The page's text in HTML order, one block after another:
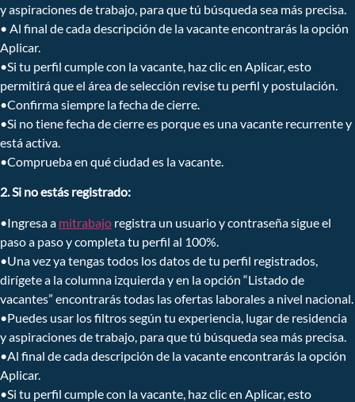
y aspiraciones de trabajo, para que tú búsqueda sea más precisa.
• Al final de cada descripción de la vacante encontrarás la opción
Aplicar.
•Si tu perfil cumple con la vacante, haz clic en Aplicar, esto
permitirá que el área de selección revise tu perfil y postulación.
•Confirma siempre la fecha de cierre.
•Si no tiene fecha de cierre es porque es una vacante recurrente y
está activa.
•Comprueba en qué ciudad es la vacante.
2. Si no estás registrado:
•Ingresa a mitrabajo registra un usuario y contraseña sigue el
paso a paso y completa tu perfil al 100%.
•Una vez ya tengas todos los datos de tu perfil registrados,
dirígete a la columna izquierda y en la opción “Listado de
vacantes” encontrarás todas las ofertas laborales a nivel nacional.
•Puedes usar los filtros según tu experiencia, lugar de residencia
y aspiraciones de trabajo, para que tú búsqueda sea más precisa.
•Al final de cada descripción de la vacante encontrarás la opción
Aplicar.
•Si tu perfil cumple con la vacante, haz clic en Aplicar, esto